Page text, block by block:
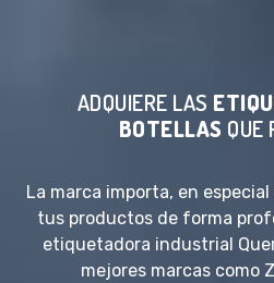
ADQUIERE LAS
BOTELLAS QUE
La marca importa, en
tus productos de forma
etiquetadora industrial
mejores marcas como